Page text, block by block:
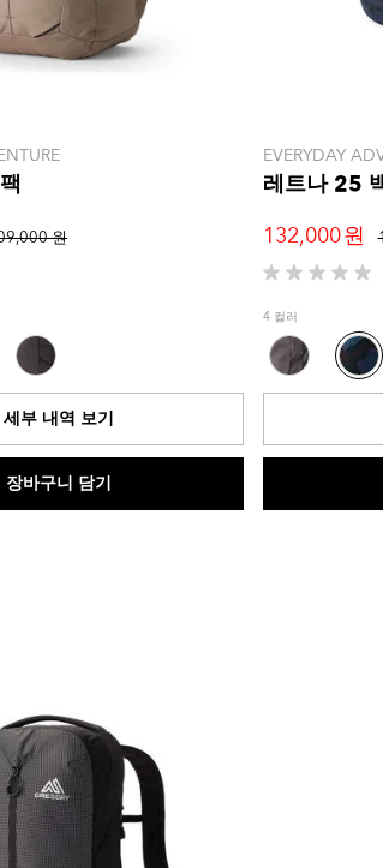
원
세부 내역 보기
장바구니 담기
EVERYDAY
레트나 25
132,000 원
별
5
개
중
0.0
개
니
4 컬러